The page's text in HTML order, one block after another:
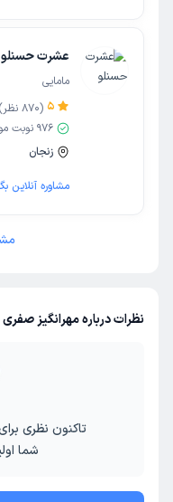
عشرت حسنلو
مامایی
5
(
870 نظر)
976 نوبت
زنجان
مشاوره آنلاین
نظرات درباره مهرانگیز صفری
تاکنون نظری
شما